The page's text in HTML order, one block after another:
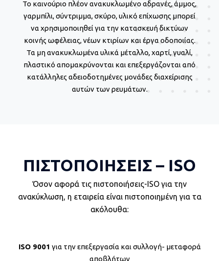
Το καινούριο πλέον ανακυκλωμένο αδρανές, άμμος,
γαρμπίλι, σύντριμμα, σκύρο, υλικό επίχωσης μπορεί
να χρησιμοποιηθεί για την κατασκευή δικτύων
κοινής ωφέλειας, νέων κτιρίων και έργα οδοποιίας.
Τα μη ανακυκλωμένα υλικά μέταλλο, χαρτί, γυαλί,
πλαστικό απομακρύνονται και επεξεργάζονται από
κατάλληλες αδειοδοτημένες μονάδες διαχείρισης
αυτών των ρευμάτων.
ΠΙΣΤΟΠΟΙΗΣΕΙΣ – ΙSO
Όσον αφορά τις πιστοποιήσεις-ΙSO για την
ανακύκλωση, η εταιρεία είναι πιστοποιημένη για τα
ακόλουθα:
ISO 9001 για την επεξεργασία και συλλογή- μεταφορά
αποβλήτων